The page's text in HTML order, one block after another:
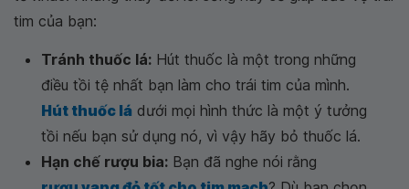
tim của bạn:
Tránh thuốc lá: Hút thuốc là một trong những
điều tồi tệ nhất bạn làm cho trái tim của mình.
Hút thuốc lá dưới mọi hình thức là một ý tưởng
tồi nếu bạn sử dụng nó, vì vậy hãy bỏ thuốc lá.
Hạn chế rượu bia: Bạn đã nghe nói rằng